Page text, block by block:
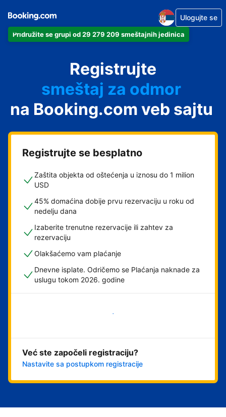
Pridružite se grupi od 29 279 209 smeštajnih jedinica
Ulogujte se
Registrujte
apartman
hotel
smeštaj za odmor
pansion
hostel
na Booking.com veb sajtu
Registrujte se besplatno
Zaštita objekta od oštećenja u iznosu do 1 milion
USD
45% domaćina dobije prvu rezervaciju u roku od
nedelju dana
Izaberite trenutne rezervacije ili zahtev za
rezervaciju
Olakšaćemo vam plaćanje
Dnevne isplate. Odričemo se Plaćanja naknade za
uslugu tokom 2026. godine
Počnite odmah
Već ste započeli registraciju?
Nastavite sa postupkom registracije